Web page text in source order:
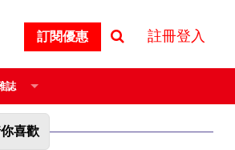
訂閱優惠 註冊登入
誌
喜歡